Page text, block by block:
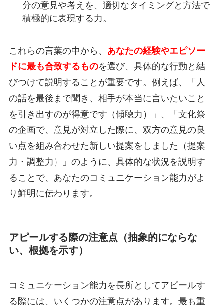
分の意見や考えを、適切なタイミングと方法で
積極的に表現する力。
これらの言葉の中から、 あなたの経験やエピソー
ドに最も合致するものを選び、具体的な行動と結
びつけて説明することが重要です。例えば、「人
の話を最後まで聞き、相手が本当に言いたいこと
を引き出すのが得意です（傾聴力）」、「文化祭
の企画で、意見が対立した際に、双方の意見の良
い点を組み合わせた新しい提案をしました（提案
力・調整力）」のように、具体的な状況を説明す
ることで、あなたのコミュニケーション能力がよ
り鮮明に伝わります。
アピールする際の注意点（抽象的にならな
い、根拠を示す）
コミュニケーション能力を長所としてアピールす
る際には、いくつかの注意点があります。最も重